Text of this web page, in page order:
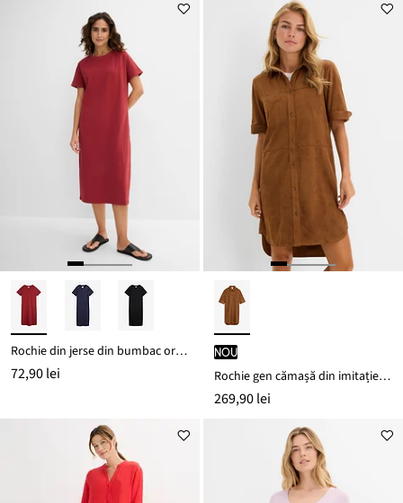
Rochie din jerse din bumbac organic 100%
72,90 lei
nou
Rochie gen cămașă din imitație de piele întoarsă
269,90 lei